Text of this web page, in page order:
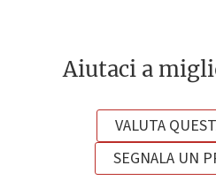
Aiutaci a
VALUTA
SEGNALA UN